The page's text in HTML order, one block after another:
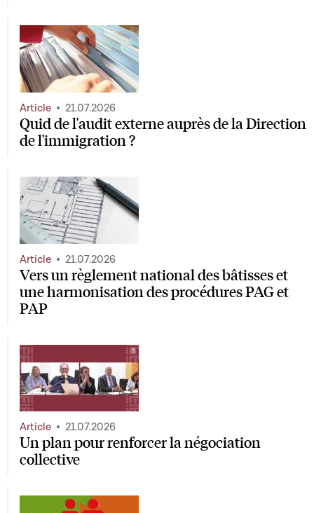
Quid de l'audit externe auprès de la Direction
de l'immigration ?
Article 21.07.2026
Vers un règlement national des bâtisses et
une harmonisation des procédures PAG et
PAP
Article 21.07.2026
Un plan pour renforcer la négociation
collective
Article 21.07.2026